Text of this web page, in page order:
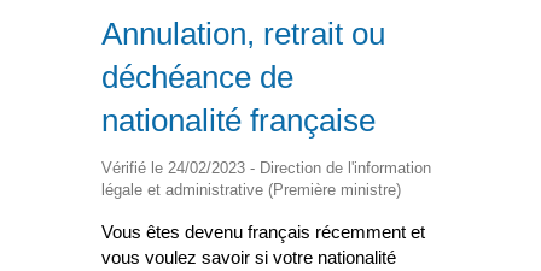
Annulation, retrait ou
déchéance de
nationalité française
Vérifié le 24/02/2023 - Direction de l'information
légale et administrative (Première ministre)
Vous êtes devenu français récemment et
vous voulez savoir si votre nationalité